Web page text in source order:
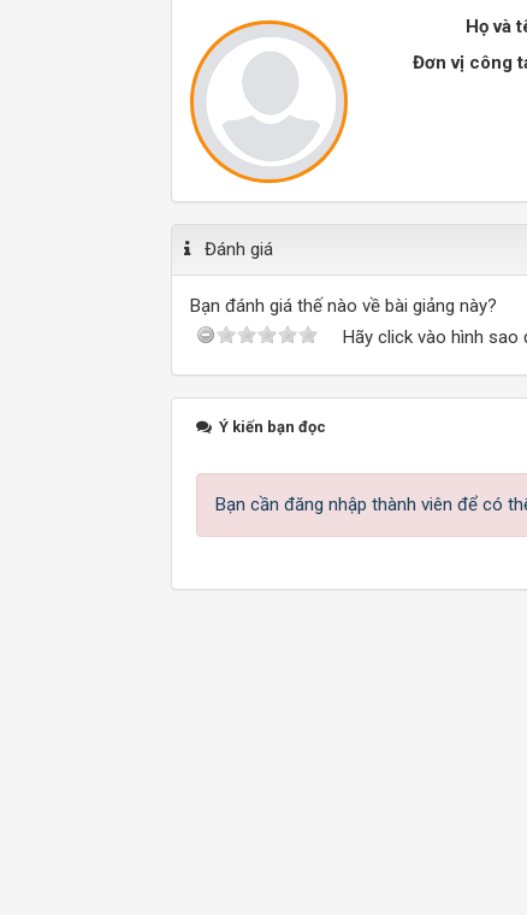
Họ và
Đơn vị công
Đánh giá
Bạn đánh giá thế nào về bài giảng này?
Hãy click vào hình sao
Ý kiến bạn đọc
Bạn cần đăng nhập thành viên để có